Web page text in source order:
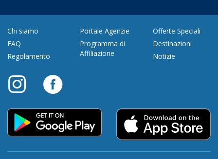
Chi siamo
FAQ
Regolamento
Portale Agenzie
Programma di
Affiliazione
Offerte Speciali
Destinazioni
Notizie